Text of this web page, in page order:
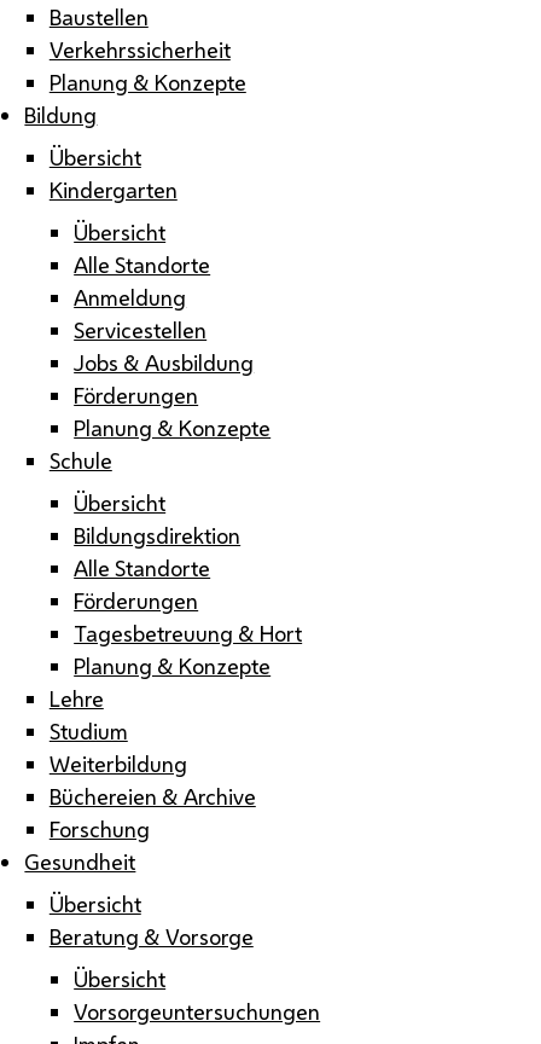
Baustellen
Verkehrssicherheit
Planung & Konzepte
Bildung
Übersicht
Kindergarten
Übersicht
Alle Standorte
Anmeldung
Servicestellen
Jobs & Ausbildung
Förderungen
Planung & Konzepte
Schule
Übersicht
Bildungsdirektion
Alle Standorte
Förderungen
Tagesbetreuung & Hort
Planung & Konzepte
Lehre
Studium
Weiterbildung
Büchereien & Archive
Forschung
Gesundheit
Übersicht
Beratung & Vorsorge
Übersicht
Vorsorgeuntersuchungen